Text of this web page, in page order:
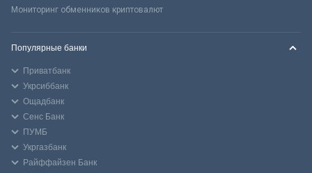
Мониторинг обменников криптовалют
Популярные банки
Приватбанк
Укрсиббанк
Ощадбанк
Сенс Банк
ПУМБ
Укргазбанк
Райффайзен Банк